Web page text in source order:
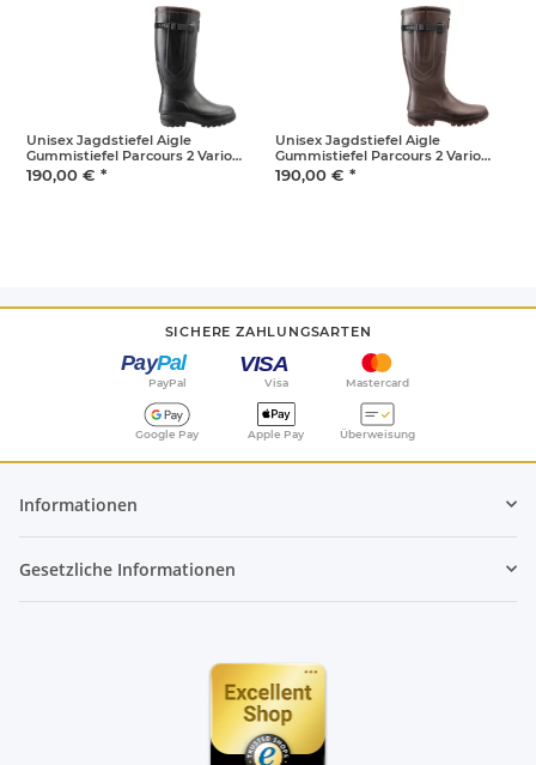
Unisex Jagdstiefel Aigle
Gummistiefel Parcours 2 Vario
weitenverstellbar Unisex schwarz
44
190,00 € *
Unisex Jagdstiefel Aigle
Gummistiefel Parcours 2 Vario
weitenverstellbar Unisex braun
40
190,00 € *
SICHERE ZAHLUNGSARTEN
PayPal Visa Mastercard
Google Pay Apple Pay Überweisung
Informationen
Gesetzliche Informationen